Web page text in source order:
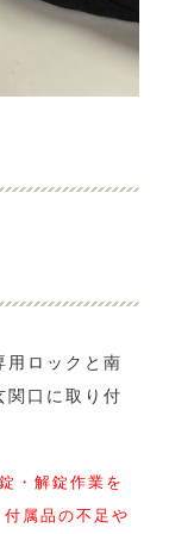
用ロックと南
関口に取り付
・解錠作業を
属品の不足や